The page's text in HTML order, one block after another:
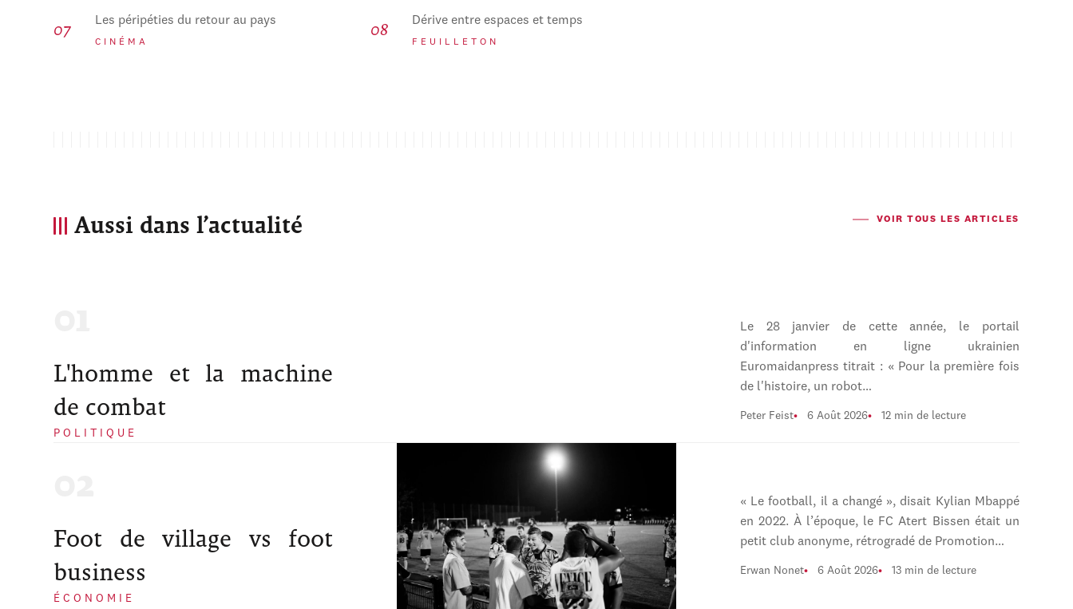
Les péripéties du retour au pays
CINÉMA
Dérive entre espaces et temps
FEUILLETON
Aussi dans l’actualité VOIR TOUS LES ARTICLES
L'homme et la machine
de combat
POLITIQUE
Le 28 janvier de cette année, le portail
d'information en ligne ukrainien
Euromaidanpress titrait : « Pour la première fois
de l'histoire, un robot…
Peter Feist 6 Août 2026 12 min de lecture
Foot de village vs foot
business
ÉCONOMIE
« Le football, il a changé », disait Kylian Mbappé
en 2022. À l’époque, le FC Atert Bissen était un
petit club anonyme, rétrogradé de Promotion…
Erwan Nonet 6 Août 2026 13 min de lecture